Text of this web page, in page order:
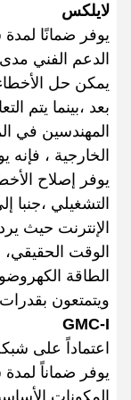
لايلكس
يوفر ضمانًا
يمكن حل
بعد ،بينما يتم
المهندسين في
الخارجية ، فإنه
يوفر إصلاح
التشغيلي
الإنترنت حيث
الوقت
الطاقة
ويتمتعون
GMC-I
اعتماداً على
يوفر ضماناً
المكونات